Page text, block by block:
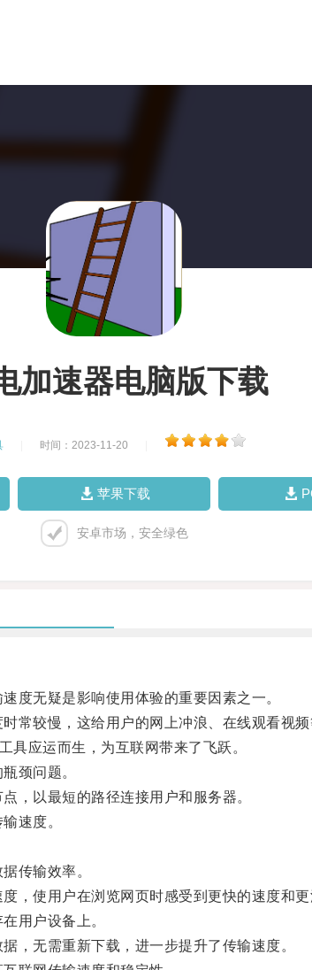
加速器电脑版下载
时间：2023-11-20
苹果下载
安卓市场，安全绿色
无疑是影响使用体验的重要因素之一。
较慢，这给用户的网上冲浪、在线观看视频
应运而生，为互联网带来了飞跃。
颈问题。
以最短的路径连接用户和服务器。
速度。
传输效率。
使用户在浏览网页时感受到更快的速度和更
用户设备上。
无需重新下载，进一步提升了传输速度。